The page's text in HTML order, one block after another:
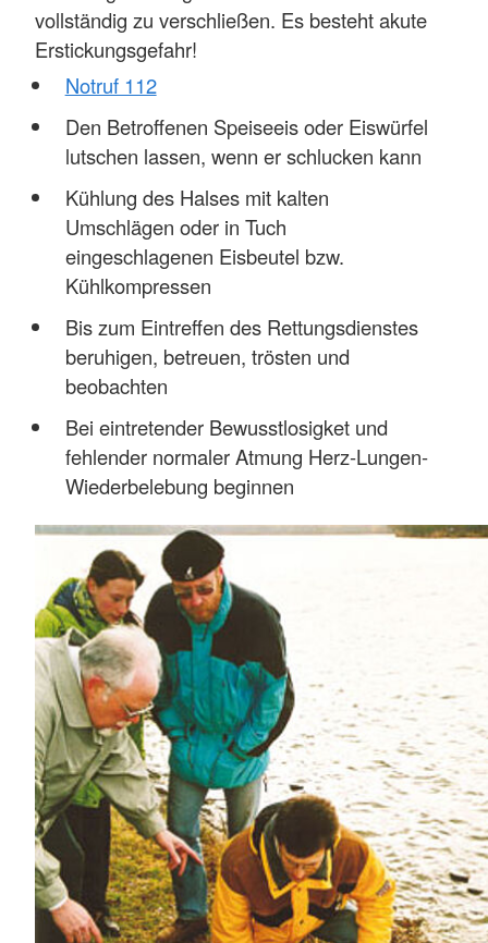
vollständig zu verschließen. Es besteht akute
Erstickungsgefahr!
Notruf 112
Den Betroffenen Speiseeis oder Eiswürfel
lutschen lassen, wenn er schlucken kann
Kühlung des Halses mit kalten
Umschlägen oder in Tuch
eingeschlagenen Eisbeutel bzw.
Kühlkompressen
Bis zum Eintreffen des Rettungsdienstes
beruhigen, betreuen, trösten und
beobachten
Bei eintretender Bewusstlosigket und
fehlender normaler Atmung Herz-Lungen-
Wiederbelebung beginnen